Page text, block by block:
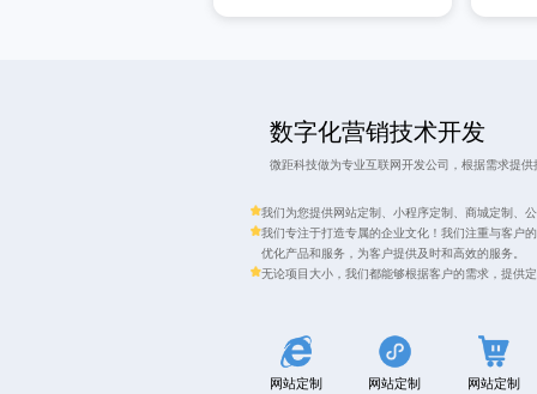
数字化营销技术开发
微距科技做为专业互联网开发公司，根据需求提
我们为您提供网站定制、小程序定制、商城定制、
我们专注于打造专属的企业文化！我们注重与客户
优化产品和服务，为客户提供及时和高效的服务。
无论项目大小，我们都能够根据客户的需求，提供
网站定制 网站定制 网站定制